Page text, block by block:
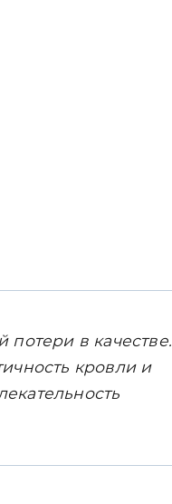
в качестве.
кровли и